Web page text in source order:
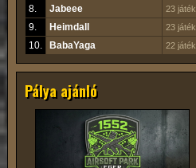
8. Jabeee 23 játék
9. Heimdall 23 játék
10. BabaYaga 22 játék
Pálya ajánló